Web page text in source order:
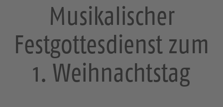
Musikalischer
Festgottesdienst zum
1. Weihnachtstag